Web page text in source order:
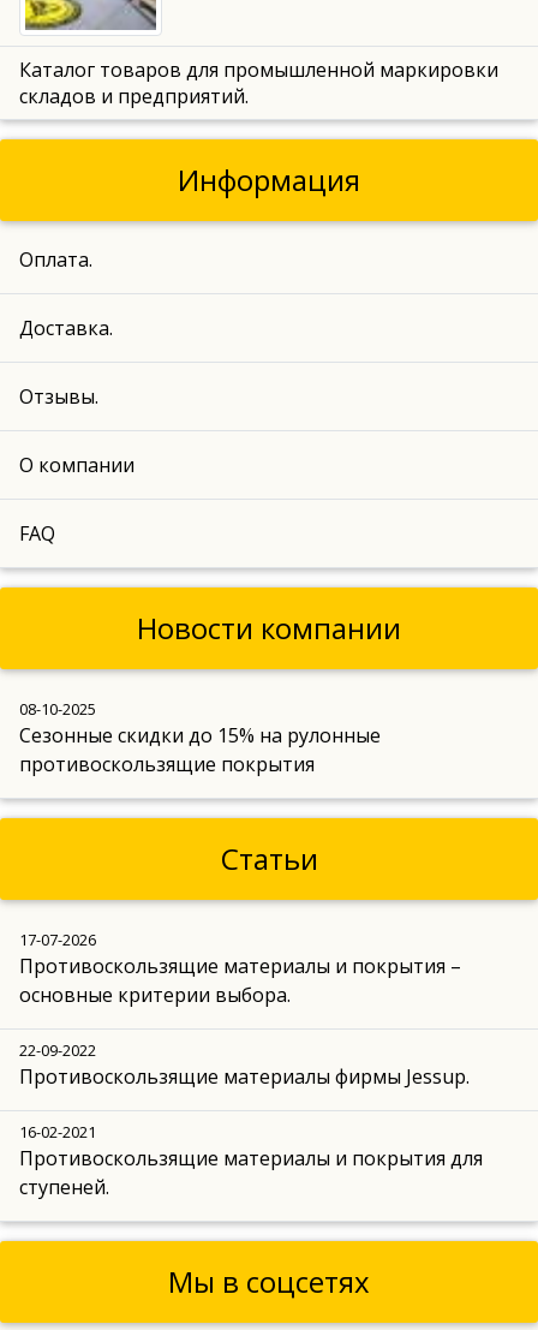
Каталог товаров для промышленной маркировки
складов и предприятий.
Информация
Оплата.
Доставка.
Отзывы.
О компании
FAQ
Новости компании
08-10-2025
Сезонные скидки до 15% на рулонные
противоскользящие покрытия
Статьи
17-07-2026
Противоскользящие материалы и покрытия –
основные критерии выбора.
22-09-2022
Противоскользящие материалы фирмы Jessup.
16-02-2021
Противоскользящие материалы и покрытия для
ступеней.
Мы в соцсетях